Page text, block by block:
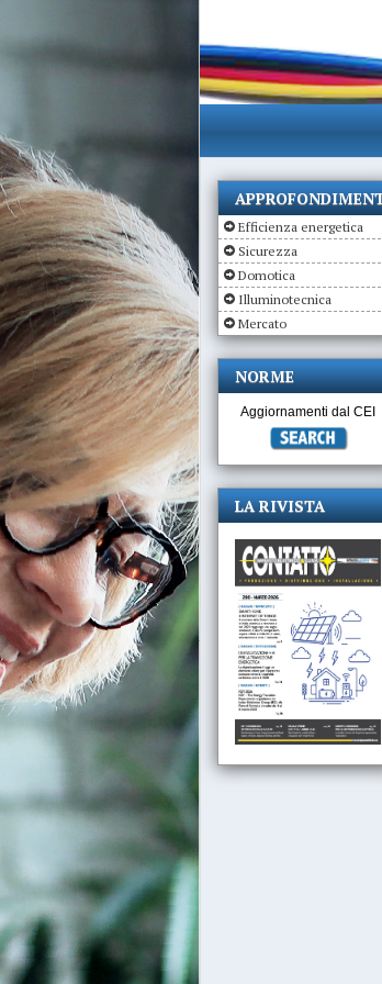
Efficienza energetica
Sicurezza
Domotica
Illuminotecnica
Mercato
NORME
Aggiornamenti dal CEI
LA RIVISTA